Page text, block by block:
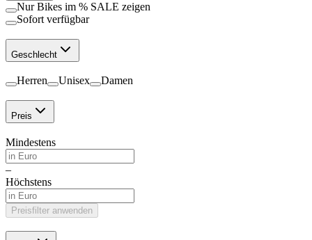
Nur Bikes im % SALE zeigen
Sofort verfügbar
Geschlecht
Herren Unisex Damen
Preis
Mindestens
–
Höchstens
Preisfilter anwenden